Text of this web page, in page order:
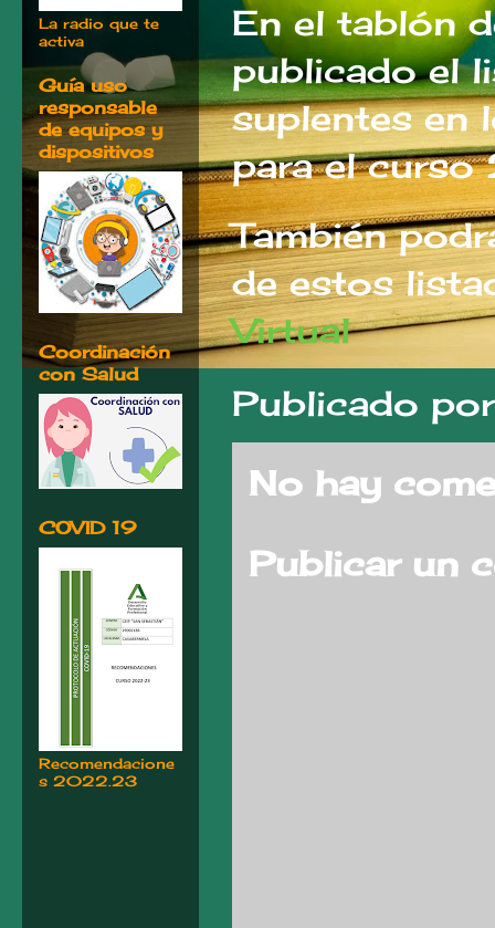
En el tablón
publicado el
suplentes en
para el
También
de estos
Virtual
Publicado
No hay
Publicar un
La radio que te
activa
Guía uso
responsable
de equipos y
dispositivos
Coordinación
con Salud
COVID 19
Recomendacione
s 2022.23